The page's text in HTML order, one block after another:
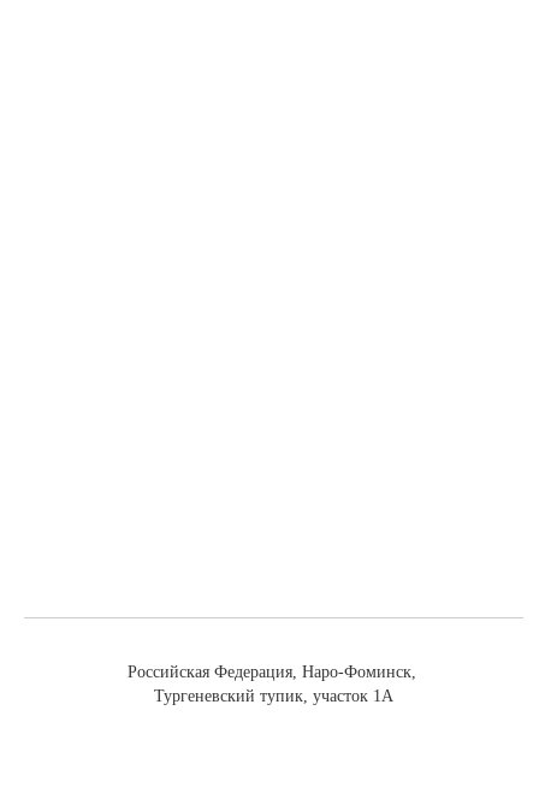
Российская Федерация, Наро-Фоминск,
Тургеневский тупик, участок 1А